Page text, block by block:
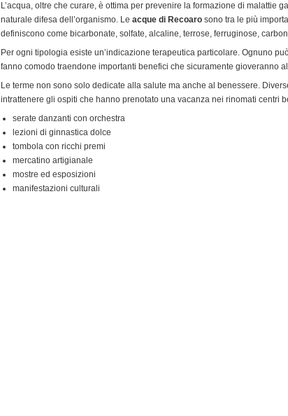
L’acqua, oltre che curare, è ottima per prevenire la formazione di malattie
naturale difesa dell’organismo. Le acque di Recoaro sono tra le più
definiscono come bicarbonate, solfate, alcaline, terrose, ferruginose,
Per ogni tipologia esiste un’indicazione terapeutica particolare. Ognuno
fanno comodo traendone importanti benefici che sicuramente gioveranno
Le terme non sono solo dedicate alla salute ma anche al benessere.
intrattenere gli ospiti che hanno prenotato una vacanza nei rinomati centri
serate danzanti con orchestra
lezioni di ginnastica dolce
tombola con ricchi premi
mercatino artigianale
mostre ed esposizioni
manifestazioni culturali